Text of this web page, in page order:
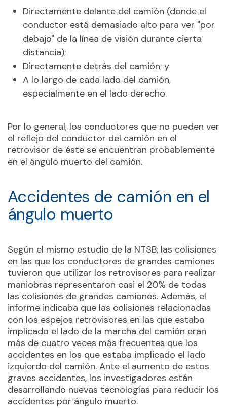
Directamente delante del camión (donde el
conductor está demasiado alto para ver "por
debajo" de la línea de visión durante cierta
distancia);
Directamente detrás del camión; y
A lo largo de cada lado del camión,
especialmente en el lado derecho.
Por lo general, los conductores que no pueden ver
el reflejo del conductor del camión en el
retrovisor de éste se encuentran probablemente
en el ángulo muerto del camión.
Accidentes de camión en el
ángulo muerto
Según el mismo estudio de la NTSB, las colisiones
en las que los conductores de grandes camiones
tuvieron que utilizar los retrovisores para realizar
maniobras representaron casi el 20% de todas
las colisiones de grandes camiones. Además, el
informe indicaba que las colisiones relacionadas
con los espejos retrovisores en las que estaba
implicado el lado de la marcha del camión eran
más de cuatro veces más frecuentes que los
accidentes en los que estaba implicado el lado
izquierdo del camión. Ante el aumento de estos
graves accidentes, los investigadores están
desarrollando nuevas tecnologías para reducir los
accidentes por ángulo muerto.